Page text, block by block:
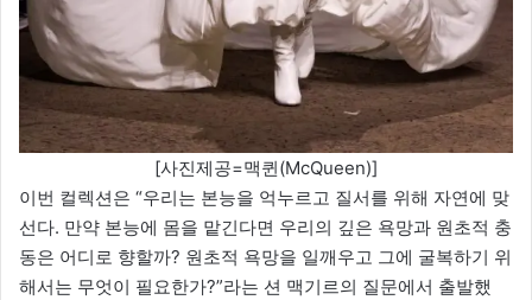
[사진제공=맥퀸(McQueen)]
이번 컬렉션은 “우리는 본능을 억누르고 질서를 위해 자연에 맞
선다. 만약 본능에 몸을 맡긴다면 우리의 깊은 욕망과 원초적 충
동은 어디로 향할까? 원초적 욕망을 일깨우고 그에 굴복하기 위
해서는 무엇이 필요한가?”라는 션 맥기르의 질문에서 출발했